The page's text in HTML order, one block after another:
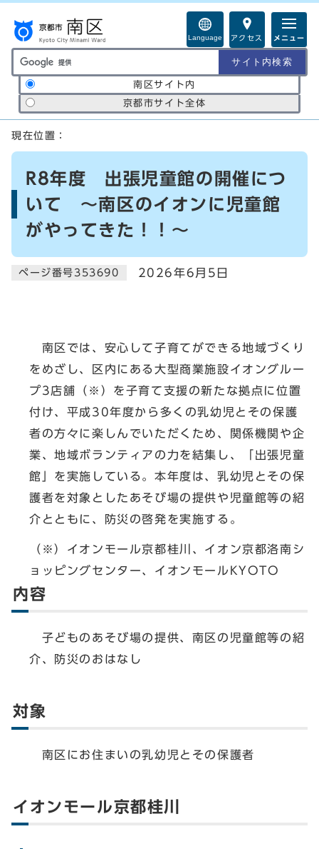
Language アクセス メニュー
サイト内検索の範囲
南区サイト内
京都市サイト全体
ここから本文です
現在位置：
R8年度 出張児童館の開催につ
いて ～南区のイオンに児童館
がやってきた！！～
ページ番号353690 2026年6月5日
南区では、安心して子育てができる地域づくり
をめざし、区内にある大型商業施設イオングルー
プ3店舗（※）を子育て支援の新たな拠点に位置
付け、平成30年度から多くの乳幼児とその保護
者の方々に楽しんでいただくため、関係機関や企
業、地域ボランティアの力を結集し、「出張児童
館」を実施している。本年度は、乳幼児とその保
護者を対象としたあそび場の提供や児童館等の紹
介とともに、防災の啓発を実施する。
（※）イオンモール京都桂川、イオン京都洛南シ
ョッピングセンター、イオンモールKYOTO
内容
子どものあそび場の提供、南区の児童館等の紹
介、防災のおはなし
対象
南区にお住まいの乳幼児とその保護者
イオンモール京都桂川